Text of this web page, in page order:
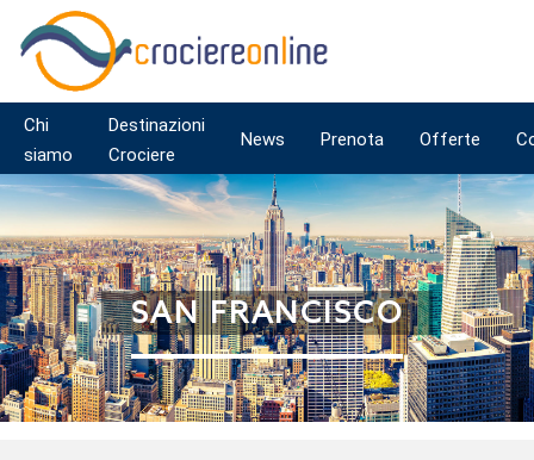
Chi
siamo
Destinazioni
Crociere
News Prenota Offerte
SAN FRANCISCO